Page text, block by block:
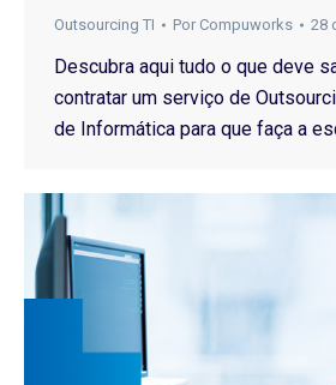
Outsourcing TI Por Compuworks 28
Descubra aqui tudo o que deve
contratar um serviço de
de Informática para que faça a